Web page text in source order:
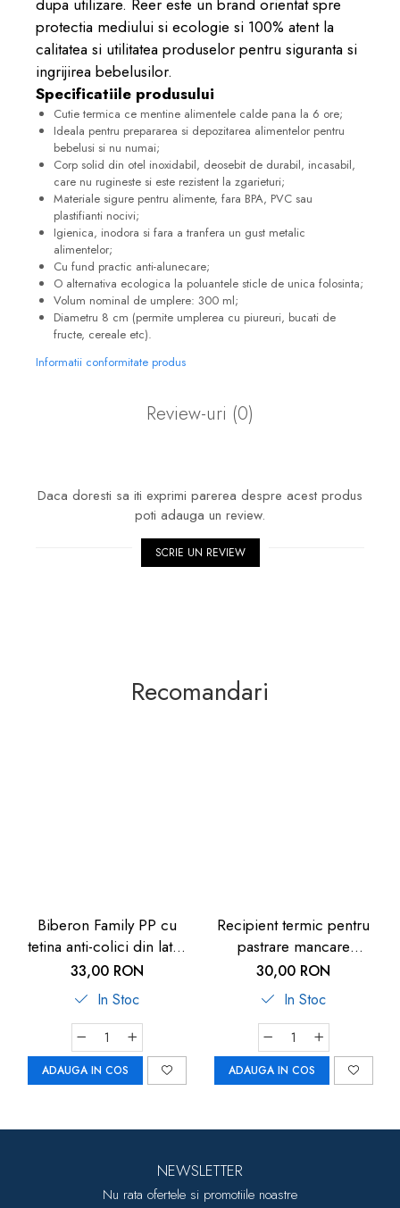
dupa utilizare. Reer este un brand orientat spre
protectia mediului si ecologie si 100% atent la
calitatea si utilitatea produselor pentru siguranta si
ingrijirea bebelusilor.
Specificatiile produsului
Cutie termica ce mentine alimentele calde pana la 6 ore;
Ideala pentru prepararea si depozitarea alimentelor pentru
bebelusi si nu numai;
Corp solid din otel inoxidabil, deosebit de durabil, incasabil,
care nu rugineste si este rezistent la zgarieturi;
Materiale sigure pentru alimente, fara BPA, PVC sau
plastifianti nocivi;
Igienica, inodora si fara a tranfera un gust metalic
alimentelor;
Cu fund practic anti-alunecare;
O alternativa ecologica la poluantele sticle de unica folosinta;
Volum nominal de umplere: 300 ml;
Diametru 8 cm (permite umplerea cu piureuri, bucati de
fructe, cereale etc).
Informatii conformitate produs
Review-uri (0)
Daca doresti sa iti exprimi parerea despre acest produs
poti adauga un review.
SCRIE UN REVIEW
Recomandari
Biberon Family PP cu
tetina anti-colici din latex
natural, 250 ml, de la 6
luni, debit mediu (M), nip
35007
33,00 RON
In Stoc
ADAUGA IN COS
Recipient termic pentru
pastrare mancare
bebelusi U-Grow, 820 ml
30,00 RON
In Stoc
ADAUGA IN COS
NEWSLETTER
Nu rata ofertele si promotiile noastre